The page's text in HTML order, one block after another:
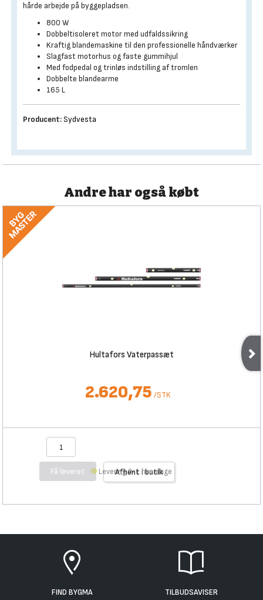
hårde arbejde på byggepladsen.
800 W
Dobbeltisoleret motor med udfaldssikring
Kraftig blandemaskine til den professionelle håndværker
Slagfast motorhus og faste gummihjul
Med fodpedal og trinløs indstilling af tromlen
Dobbelte blandearme
165 L
Producent: Sydvesta
Andre har også købt
Hultafors Vaterpassæt
2.620,75 /STK
Få leveret Afhent i butik
Levering 0-1 hverdage
FIND BYGMA TILBUDSAVISER